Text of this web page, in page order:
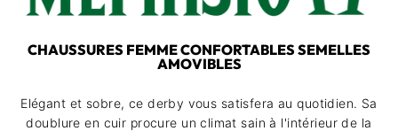
CHAUSSURES FEMME CONFORTABLES SEMELLES
AMOVIBLES
Elégant et sobre, ce derby vous satisfera au quotidien. Sa
doublure en cuir procure un climat sain à l'intérieur de la